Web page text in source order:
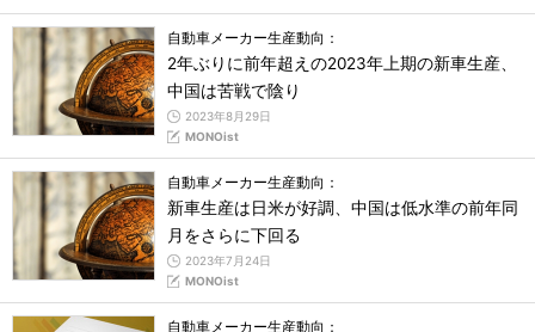
自動車メーカー生産動向：
2年ぶりに前年超えの2023年上期の新車生産、
中国は苦戦で陰り
2023年8月29日
MONOist
自動車メーカー生産動向：
新車生産は日米が好調、中国は低水準の前年同
月をさらに下回る
2023年7月24日
MONOist
自動車メーカー生産動向：